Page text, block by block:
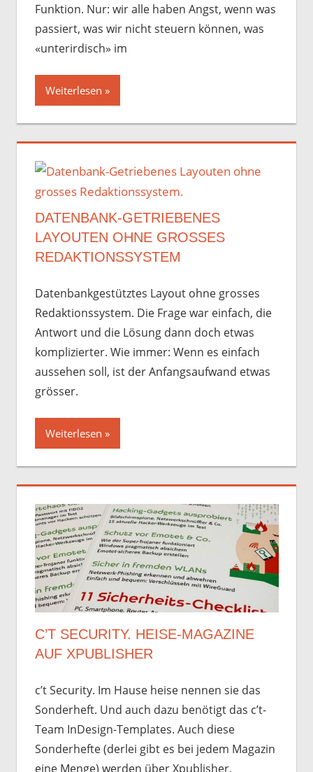
Funktion. Nur: wir alle haben Angst, wenn was
passiert, was wir nicht steuern können, was
«unterirdisch» im
Weiterlesen
DATENBANK-GETRIEBENES
LAYOUTEN OHNE GROSSES
REDAKTIONSSYSTEM
Datenbankgestütztes Layout ohne grosses
Redaktionssystem. Die Frage war einfach, die
Antwort und die Lösung dann doch etwas
komplizierter. Wie immer: Wenn es einfach
aussehen soll, ist der Anfangsaufwand etwas
grösser.
Weiterlesen
C’T SECURITY. HEISE-MAGAZINE
AUF XPUBLISHER
c’t Security. Im Hause heise nennen sie das
Sonderheft. Und auch dazu benötigt das c’t-
Team InDesign-Templates. Auch diese
Sonderhefte (derlei gibt es bei jedem Magazin
eine Menge) werden über Xpublisher,